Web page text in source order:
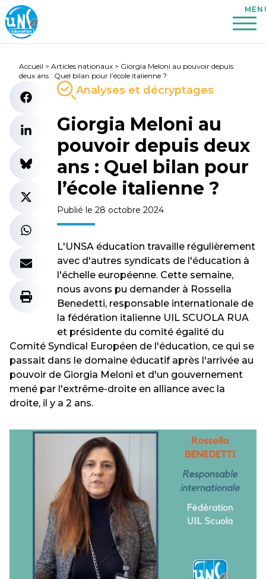
Accueil > Articles nationaux > Giorgia Meloni au pouvoir depuis
deux ans : Quel bilan pour l’école italienne ?
Analyses et décryptages
Giorgia Meloni au
pouvoir depuis deux
ans : Quel bilan pour
l’école italienne ?
Publié le 28 octobre 2024
L'UNSA éducation travaille régulièrement
avec d'autres syndicats de l'éducation à
l'échelle européenne. Cette semaine,
nous avons pu demander à Rossella
Benedetti, responsable internationale de
la fédération italienne UIL SCUOLA RUA
et présidente du comité égalité du
Comité Syndical Européen de l'éducation, ce qui se
passait dans le domaine éducatif après l'arrivée au
pouvoir de Giorgia Meloni et d'un gouvernement
mené par l'extrême-droite en alliance avec la
droite, il y a 2 ans.